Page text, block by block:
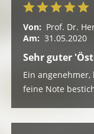
Von: Prof. Dr.
Am: 31.05.2020
Sehr guter
Ein
feine Note